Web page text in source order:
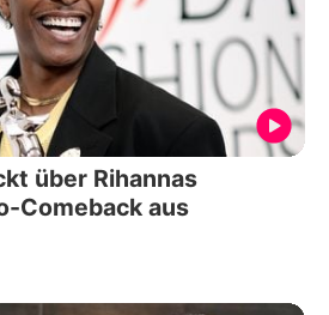
über Rihannas
Comeback aus